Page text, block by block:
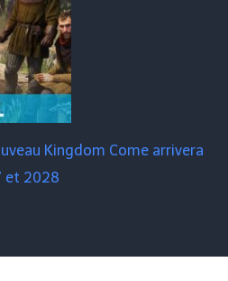
Kingdom Come arrivera
et 2028